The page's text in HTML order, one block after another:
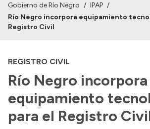
Institucional
Autoridades
Alumnos
Docentes y Capacitadores
Delegaciones
Gobierno de Río Negro / IPAP /
Río Negro incorpora equipamiento
Registro Civil
REGISTRO CIVIL
Río Negro incorpora
equipamiento
para el Registro